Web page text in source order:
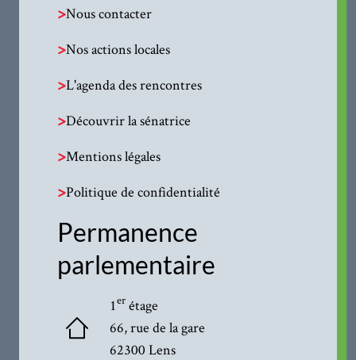
>Nous contacter
>Nos actions locales
>L'agenda des rencontres
>Découvrir la sénatrice
>Mentions légales
>Politique de confidentialité
Permanence
parlementaire
1erétage
66, rue de la gare
62300 Lens